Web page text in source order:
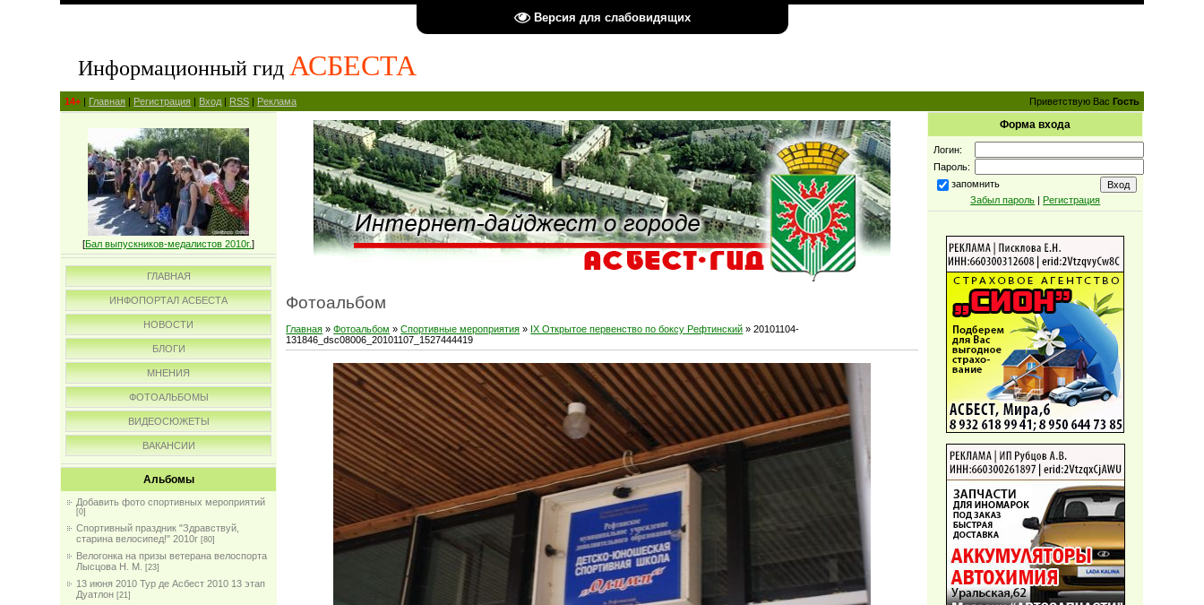
Версия для слабовидящих
Информационный гид АСБЕСТА
14+ | Главная | Регистрация | Вход | RSS | Реклама Приветствую Вас Гость
[Бал выпускников-медалистов 2010г.]
ГЛАВНАЯ
ИНФОПОРТАЛ АСБЕСТА
НОВОСТИ
БЛОГИ
МНЕНИЯ
ФОТОАЛЬБОМЫ
ВИДЕОСЮЖЕТЫ
ВАКАНСИИ
Альбомы
Добавить фото спортивных мероприятий
[0]
Спортивный праздник "Здравствуй,
старина велосипед!" 2010г [80]
Велогонка на призы ветерана велоспорта
Лысцова Н. М.
[23]
13 июня 2010 Тур де Асбест 2010 13 этап
Дуатлон [21]
Фотоальбом
Главная »Фотоальбом »Спортивные мероприятия » IX Открытое первенство по боксу Рефтинский » 20101104-
131846_dsc08006_20101107_1527444419
Форма входа
Логин:
Пароль:
запомнить
Забыл пароль | Регистрация